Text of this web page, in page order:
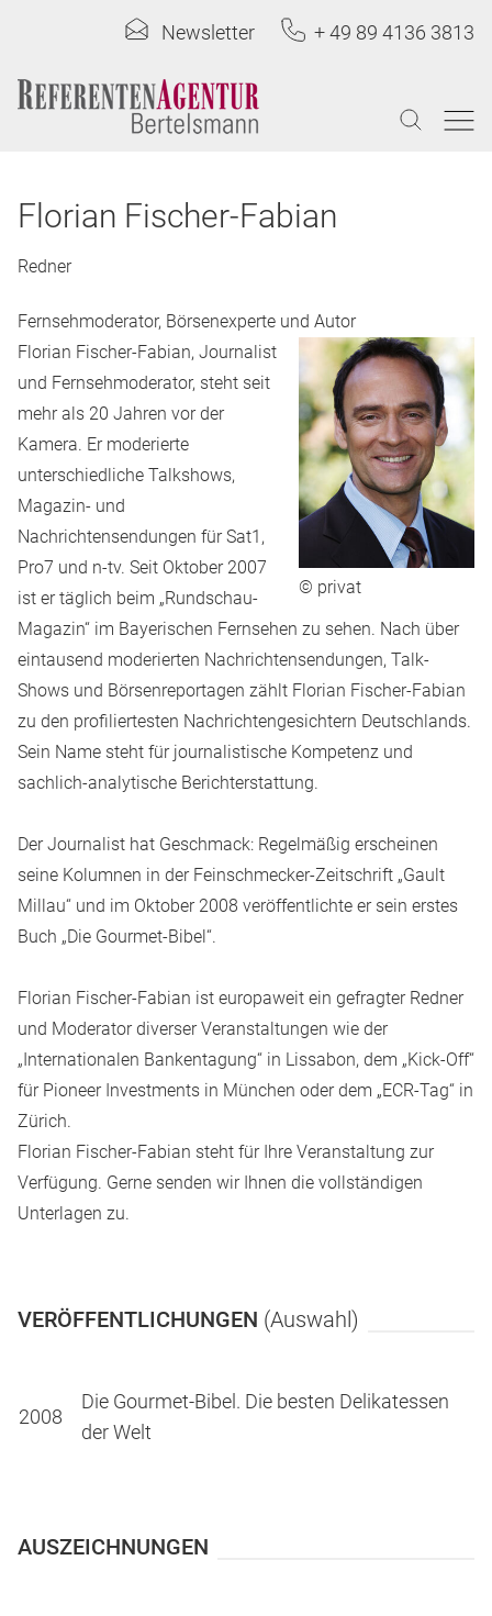
Newsletter + 49 89 4136 3813
Florian Fischer-Fabian
Redner
Fernsehmoderator, Börsenexperte und Autor
© privat
Florian Fischer-Fabian, Journalist
und Fernsehmoderator, steht seit
mehr als 20 Jahren vor der
Kamera. Er moderierte
unterschiedliche Talkshows,
Magazin- und
Nachrichtensendungen für Sat1,
Pro7 und n-tv. Seit Oktober 2007
ist er täglich beim „Rundschau-
Magazin“ im Bayerischen Fernsehen zu sehen. Nach über
eintausend moderierten Nachrichtensendungen, Talk-
Shows und Börsenreportagen zählt Florian Fischer-Fabian
zu den profiliertesten Nachrichtengesichtern Deutschlands.
Sein Name steht für journalistische Kompetenz und
sachlich-analytische Berichterstattung.
Der Journalist hat Geschmack: Regelmäßig erscheinen
seine Kolumnen in der Feinschmecker-Zeitschrift „Gault
Millau“ und im Oktober 2008 veröffentlichte er sein erstes
Buch „Die Gourmet-Bibel“.
Florian Fischer-Fabian ist europaweit ein gefragter Redner
und Moderator diverser Veranstaltungen wie der
„Internationalen Bankentagung“ in Lissabon, dem „Kick-Off“
für Pioneer Investments in München oder dem „ECR-Tag“ in
Zürich.
Florian Fischer-Fabian steht für Ihre Veranstaltung zur
Verfügung. Gerne senden wir Ihnen die vollständigen
Unterlagen zu.
VERÖFFENTLICHUNGEN (Auswahl)
2008
Die Gourmet-Bibel. Die besten Delikatessen
der Welt
AUSZEICHNUNGEN